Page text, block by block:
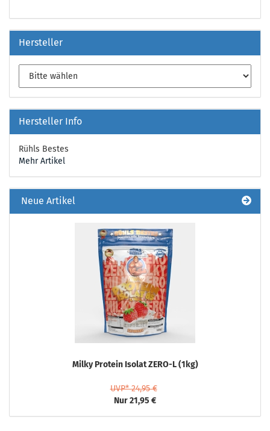
Hersteller
Hersteller Info
Rühls Bestes
Mehr Artikel
Neue Artikel
Milky Protein Isolat ZERO-L (1kg)
UVP* 24,95 €
Nur 21,95 €